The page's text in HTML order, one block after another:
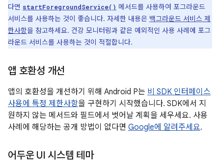
다면 startForegroundService() 메서드를 사용하여 포그라운드
서비스를 사용하는 것이 좋습니다. 자세한 내용은 백그라운드 서비스 제
한사항을 참고하세요. 건강 모니터링과 같은 예외적인 사용 사례에 포그
라운드 서비스를 사용하는 것이 적절합니다.
앱 호환성 개선
앱의 호환성을 개선하기 위해 Android P는 비 SDK 인터페이스
사용에 특정 제한사항을 구현하기 시작했습니다. SDK에서 지
원하지 않는 메서드와 필드에서 벗어날 계획을 세우세요. 사용
사례에 해당하는 공개 방법이 없다면 Google에 알려주세요.
어두운 UI 시스템 테마